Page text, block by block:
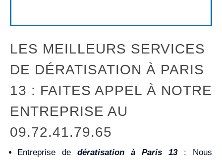
LES MEILLEURS SERVICES
DE DÉRATISATION À PARIS
13 : FAITES APPEL À NOTRE
ENTREPRISE AU
09.72.41.79.65
Entreprise de dératisation à Paris 13: Nous